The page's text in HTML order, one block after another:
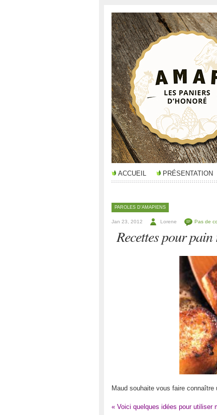
ACCUEIL PRÉSENTATION
PAROLES D'AMAPIENS
Jan 23, 2012 Lorene Pas de
Recettes pour pain
Maud souhaite vous faire
« Voici quelques idées pour utiliser